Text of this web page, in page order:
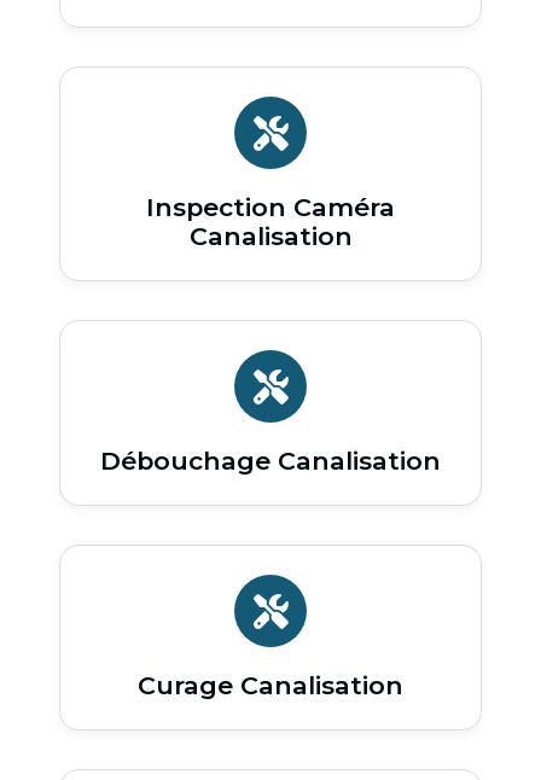
Inspection Caméra
Canalisation
Débouchage Canalisation
Curage Canalisation